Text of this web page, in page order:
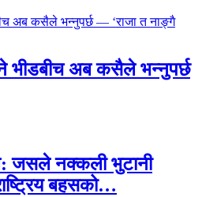
भीडबीच अब कसैले भन्नुपर्छ
जसले नक्कली भुटानी
बहसको…